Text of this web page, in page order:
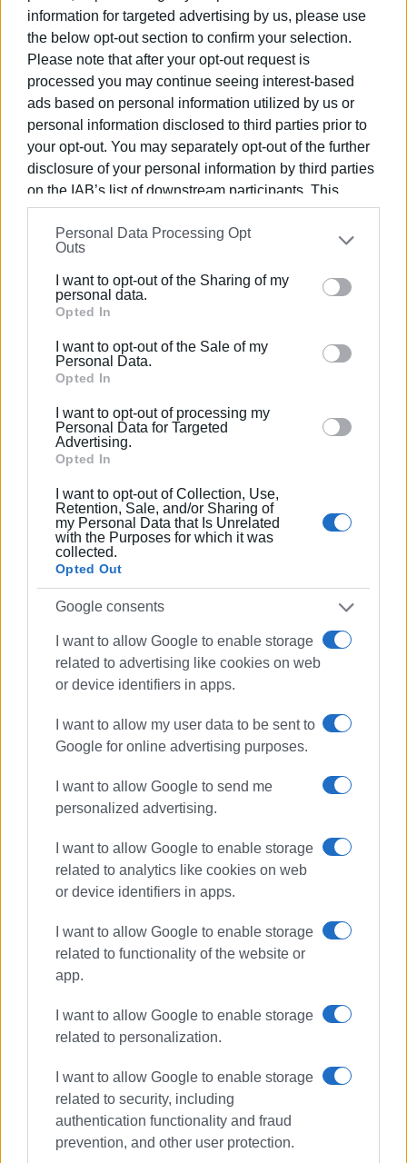
information for targeted advertising by us, please use
the below opt-out section to confirm your selection.
Please note that after your opt-out request is
processed you may continue seeing interest-based
ads based on personal information utilized by us or
personal information disclosed to third parties prior to
your opt-out. You may separately opt-out of the further
disclosure of your personal information by third parties
on the IAB’s list of downstream participants. This
information may also be disclosed by us to third parties
on theIAB’s List of Downstream Participants
that may
further disclose it to other third parties.
Please note that this website/app uses one or more
Google services and may gather and store information
behaviour. You may click to grant or deny consent to
Google and its third-party tags to use your data for
section.
Personal Data Processing Opt
Outs
I want to opt-out of the Sharing of my
personal data.
Opted In
I want to opt-out of the Sale of my
Personal Data.
Opted In
I want to opt-out of processing my
Personal Data for Targeted
Advertising.
Opted In
I want to opt-out of Collection, Use,
Retention, Sale, and/or Sharing of
my Personal Data that Is Unrelated
with the Purposes for which it was
collected.
Opted Out
Google consents
I want to allow Google to enable storage
related to advertising like cookies on web
or device identifiers in apps.
I want to allow my user data to be sent to
Google for online advertising purposes.
I want to allow Google to send me
personalized advertising.
I want to allow Google to enable storage
related to analytics like cookies on web
or device identifiers in apps.
I want to allow Google to enable storage
related to functionality of the website or
app.
I want to allow Google to enable storage
related to personalization.
I want to allow Google to enable storage
related to security, including
authentication functionality and fraud
prevention, and other user protection.
Ελλάδα.
Κατά τη διάρκεια της εκδήλωσης θα παρουσιαστεί το
ευρωπαϊκό πρόγραμμα EURES TMS – Targeted Mobility
Scheme (https://eures-tms.politicheattive.lavoro.gov.it/it)
το οποίο υλοποιείται με την εγγύηση της Ευρωπαϊκής
Ένωσης και στοχεύει αφενός στην υποστήριξη των
επιχειρήσεων για την κάλυψη αναγκών σε ανθρώπινο
δυναμικό από χώρες της Ε.Ε. και αφετέρου στη
Ευρωπαϊκές χώρες.
Ιδιαίτερη έμφαση θα δοθεί:
στη σύνδεση σπουδών και εργασιακής εμπειρίας,
στις δυνατότητες επαγγελματικής κινητικότητας
εντός της Ευρωπαϊκής Ένωσης,
στις παροχές και επιδοτήσεις του προγράμματος τόσο
για εργαζόμενους, όσο και για επιχειρήσεις, με έμφαση
στις μικρομεσαίες επιχειρήσεις.
Η ενημερωτική εκδήλωση απευθύνεται σε
επιχειρηματίες, στελέχη ανθρώπινου δυναμικού,
φοιτητές, αποφοίτους και κάθε ενδιαφερόμενο που
επιθυμεί να ενημερωθεί για τις σύγχρονες ευρωπαϊκές
πολιτικές απασχόλησης και κινητικότητας.
απευθύνεστε στο Επιμελητήριο Κέρκυρας (τηλ. 26610
39813 εσωτ. 8 – E-mail:info@corfucci.gr) και στην
εταιρεία DIAN Training Activities, (τηλ. 210 8253399 – E-
Εμφανίσεις: 166
ΕΛΕΝΗ ΚΟΡΩΝΑΚΗ
Εργάζεται στις Εκδόσεις Ενημέρωση από το
δημόσιες σχέσεις, το ελεύθερο και το
καλλιτεχνικό ρεπορτάζ.
Ακολουθήστε το enimerosi στο Facebook